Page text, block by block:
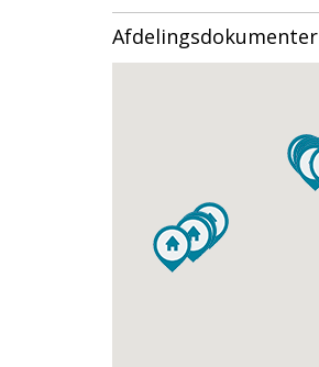
Afdelingsdokumenter